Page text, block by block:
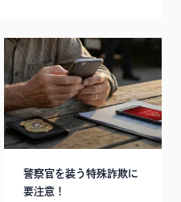
警察官を装う特殊詐欺に
要注意！